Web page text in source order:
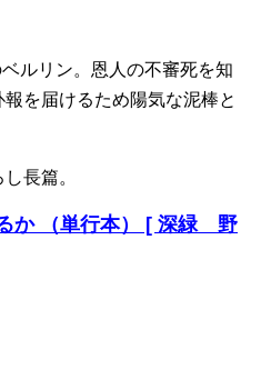
ルリン。恩人の不審死を知
を届けるため陽気な泥棒と
長篇。
か （単行本） [ 深緑 野